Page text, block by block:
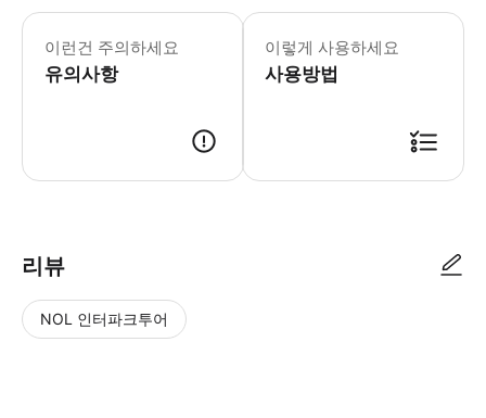
이런건 주의하세요
유의사항
이렇게 사용하세요
사용방법
리뷰
NOL 인터파크투어